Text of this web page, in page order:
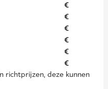
€
€
€
€
€
€
richtprijzen, deze kunnen